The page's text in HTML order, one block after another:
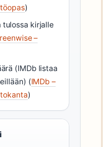
)
tulossa kirjalle
–
(IMDb listaa
(IMDb –
)